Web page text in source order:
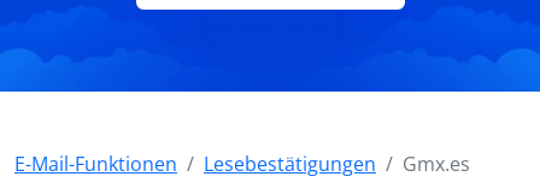
E-Mail-Funktionen Lesebestätigungen Gmx.es